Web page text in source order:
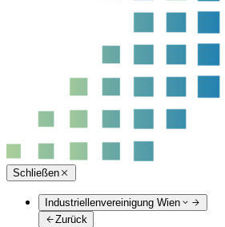
Schließen
Industriellenvereinigung Wien
Zurück